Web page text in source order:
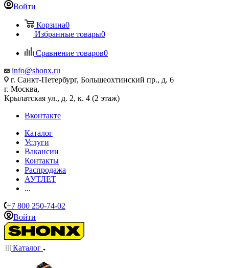
Войти
Корзина0
Избранные товары0
Сравнение товаров0
info@shonx.ru
г. Санкт-Петербург, Большеохтинский пр., д. 6
г. Москва,
Крылатская ул., д. 2, к. 4 (2 этаж)
Вконтакте
Каталог
Услуги
Вакансии
Контакты
Распродажа
АУТЛЕТ
...
+7 800 250-74-02
Войти
Каталог